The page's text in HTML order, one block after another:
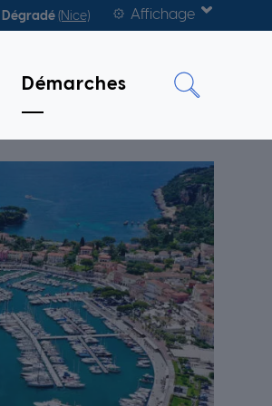
Dégradé (Nice) Affichage
Démarches